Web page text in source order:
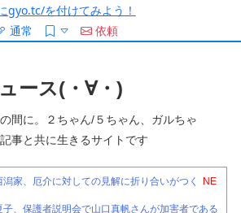
gyo.tc/を付けてみよう！
通常
依頼